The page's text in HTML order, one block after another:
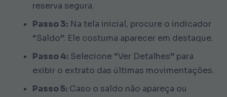
reserva segura.
Passo 3: Na tela inicial, procure o indicador
“Saldo”. Ele costuma aparecer em destaque.
Passo 4: Selecione “Ver Detalhes” para
exibir o extrato das últimas movimentações.
Passo 5: Caso o saldo não apareça ou